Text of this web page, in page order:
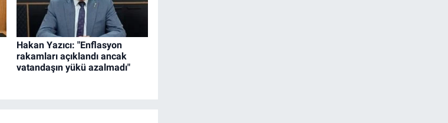
Hakan Yazıcı: "Enflasyon
rakamları açıklandı ancak
vatandaşın yükü azalmadı"